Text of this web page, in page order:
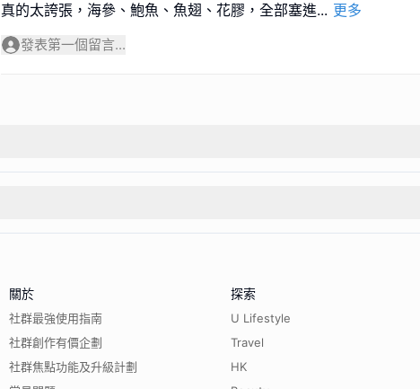
真的太誇張，海參、鮑魚、魚翅、花膠，全部塞進... 更多
發表第一個留言...
關於
社群最強使用指南
社群創作有價企劃
社群焦點功能及升級計劃
探索
U Lifestyle
Travel
HK